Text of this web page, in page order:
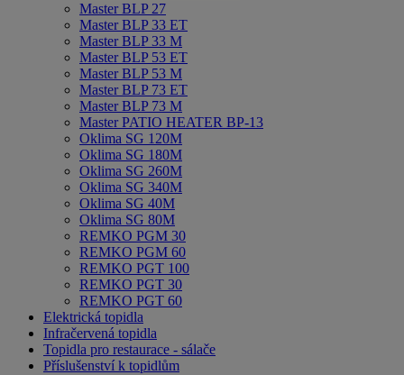
Master BLP 27
Master BLP 33 ET
Master BLP 33 M
Master BLP 53 ET
Master BLP 53 M
Master BLP 73 ET
Master BLP 73 M
Master PATIO HEATER BP-13
Oklima SG 120M
Oklima SG 180M
Oklima SG 260M
Oklima SG 340M
Oklima SG 40M
Oklima SG 80M
REMKO PGM 30
REMKO PGM 60
REMKO PGT 100
REMKO PGT 30
REMKO PGT 60
Elektrická topidla
Infračervená topidla
Topidla pro restaurace - sálače
Příslušenství k topidlům